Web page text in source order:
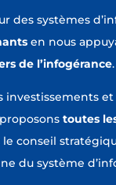
des systèmes
en nous
de l’infogérance.
investissements
toutes
conseil
du système